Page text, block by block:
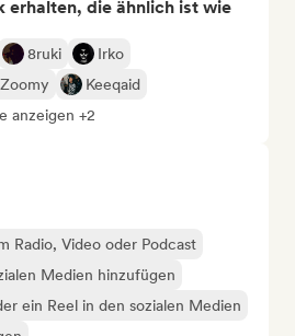
erhalten, die ähnlich ist wie
8ruki
Irko
Zoomy
Keeqaid
anzeigen +2
Radio, Video oder Podcast
Medien hinzufügen
ein Reel in den sozialen Medien